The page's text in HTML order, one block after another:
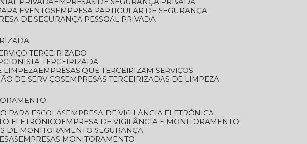
EVENTOS
EMPRESA PARTICULAR DE SEGURANÇA
DE SEGURANÇA PESSOAL PRIVADA
TERCEIRIZADO
TERCEIRIZADA
LIMPEZA
EMPRESAS QUE TERCEIRIZAM SERVIÇOS
DE SERVIÇOS
EMPRESAS TERCEIRIZADAS DE LIMPEZA
PARA ESCOLAS
EMPRESA DE VIGILÂNCIA ELETRÔNICA
ELETRÔNICO
EMPRESA DE VIGILÂNCIA E MONITORAMENTO
DE MONITORAMENTO SEGURANÇA
EMPRESAS MONITORAMENTO